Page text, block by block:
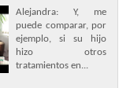
Alejandra: Y, me
puede comparar, por
ejemplo, si su hijo
hizo otros
tratamientos en...